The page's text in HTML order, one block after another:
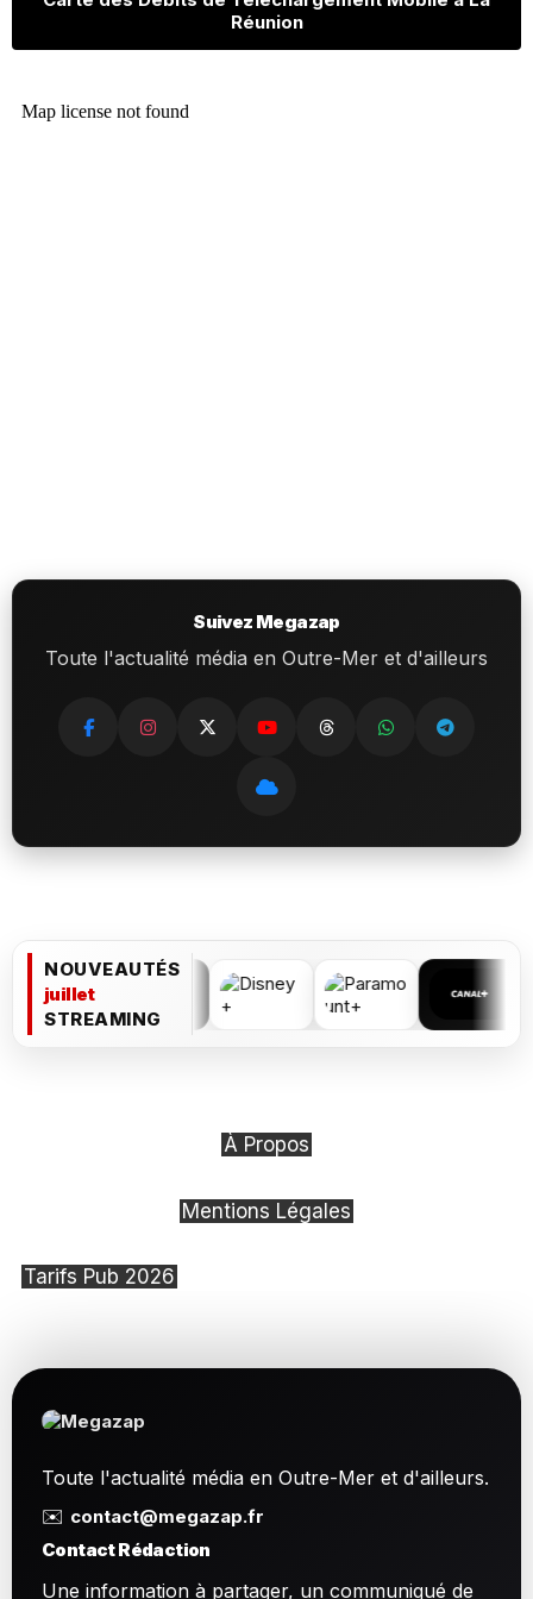
Réunion
Suivez Megazap
Toute l'actualité média en Outre-Mer et d'ailleurs
NOUVEAUTÉS
juillet
STREAMING
À Propos
Mentions Légales
Tarifs Pub 2026
Toute l'actualité média en Outre-Mer et d'ailleurs.
✉️ contact@megazap.fr
Contact Rédaction
Une information à partager, un communiqué de